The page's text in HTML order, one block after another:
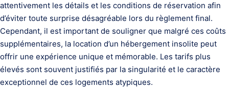
attentivement les détails et les conditions de réservation afin
d’éviter toute surprise désagréable lors du règlement final.
Cependant, il est important de souligner que malgré ces coûts
supplémentaires, la location d’un hébergement insolite peut
offrir une expérience unique et mémorable. Les tarifs plus
élevés sont souvent justifiés par la singularité et le caractère
exceptionnel de ces logements atypiques.